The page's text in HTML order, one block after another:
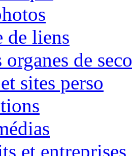
de liens
de
sites perso
et entreprises